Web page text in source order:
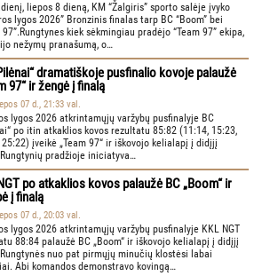
liepos 8 dieną, KM “Žalgiris” sporto salėje įvyko
lygos 2026” Bronzinis finalas tarp BC “Boom” bei
97”.Rungtynes kiek sėkmingiau pradėjo “Team 97” ekipa,
nežymų pranašumą, o…
dramatiškoje pusfinalio kovoje palaužė
97“ ir žengė į finalą
07 d., 21:33 val.
lygos 2026 atkrintamųjų varžybų pusfinalyje BC
po itin atkaklios kovos rezultatu 85:82 (11:14, 15:23,
25:22) įveikė „Team 97“ ir iškovojo kelialapį į didįjį
pradžioje iniciatyva…
po atkaklios kovos palaužė BC „Boom“ ir
į finalą
07 d., 20:03 val.
lygos 2026 atkrintamųjų varžybų pusfinalyje KKL NGT
88:84 palaužė BC „Boom“ ir iškovojo kelialapį į didįjį
nuo pat pirmųjų minučių klostėsi labai
Abi komandos demonstravo kovingą…